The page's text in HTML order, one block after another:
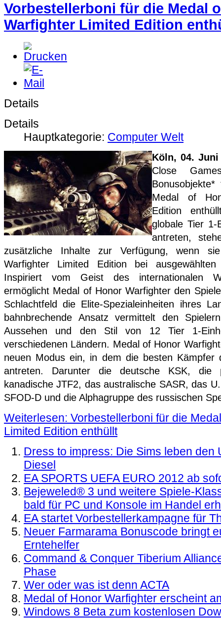
Vorbestellerboni für die Medal
Warfighter Limited Edition
Details
Details
Hauptkategorie: Computer Welt
Köln, 04.
Close
Medal of
Edition
globale Tier 1-
antreten,
zusätzliche Inhalte zur Verfügung, wenn
Warfighter Limited Edition bei ausgewählten
Inspiriert vom Geist des internationalen
ermöglicht Medal of Honor Warfighter den
Schlachtfeld die Elite-Spezialeinheiten ihres
bahnbrechende Ansatz vermittelt den
Aussehen und den Stil von 12 Tier 1-
verschiedenen Ländern. Medal of Honor
neuen Modus ein, in dem die besten Kämpfer
antreten. Darunter die deutsche KSK, die
kanadische JTF2, das australische SASR, das
SFOD-D und die Alphagruppe des russischen
Weiterlesen: Vorbestellerboni für die
Limited Edition enthüllt
Dress to impress: Die Sims leben den
Diesel
EA SPORTS UEFA EURO 2012 ab
Bejeweled® 3 und weitere Spiele-
bald für PC und Konsole im Handel
EA startet Vorbestellerkampagne für
Neuer Farmarama Bonuscode bringt
Erntehelfer
Command & Conquer Tiberium
Phase
Wer oder was ist denn ACTA
Medal of Honor Warfighter erscheint
Windows 8 Beta zum kostenlosen